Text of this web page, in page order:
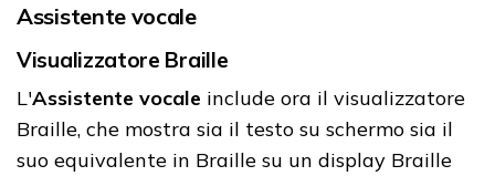
Assistente vocale
Visualizzatore Braille
L'Assistente vocale include ora il visualizzatore
Braille, che mostra sia il testo su schermo sia il
suo equivalente in Braille su un display Braille